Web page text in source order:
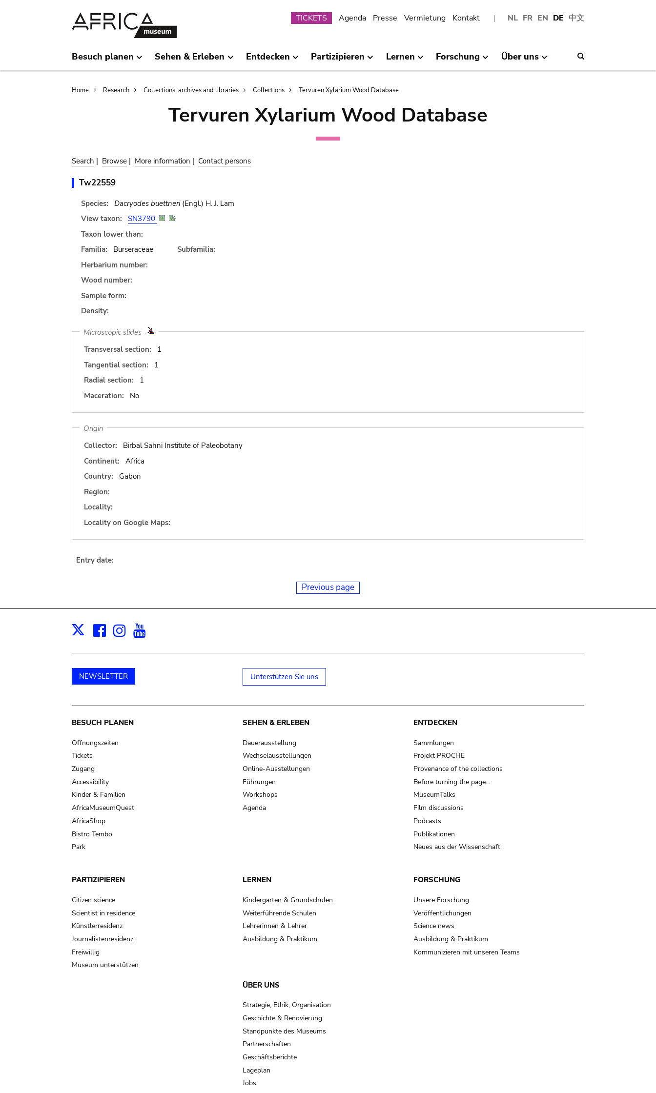
NL FR EN DE 中文
Submenu
TICKETS Agenda Presse Vermietung Kontakt
Besuch planen Sehen & Erleben Entdecken Partizipieren Lernen Forschung Über uns
Breadcrumb
Home Research Collections, archives and libraries Collections Tervuren Xylarium Wood Database
Tervuren Xylarium Wood Database
Search | Browse | More information | Contact persons
Tw22559
Species: Dacryodes buettneri(Engl.) H. J. Lam
View taxon:
SN3790
Taxon lower than:
Familia:
Burseraceae
Subfamilia:
Herbarium number:
Wood number:
Sample form:
Density:
Microscopic slides
Transversal section:
1
Tangential section:
1
Radial section:
1
Maceration:
No
Origin
Collector:
Birbal Sahni Institute of Paleobotany
Continent:
Africa
Country:
Gabon
Region:
Locality:
Locality on Google Maps:
Entry date:
Previous page
X Facebook
Instagram
NEWSLETTER Unterstützen Sie uns
Main
navigation
BESUCH PLANEN
Öffnungszeiten
Tickets
Zugang
Accessibility
Kinder & Familien
AfricaMuseumQuest
AfricaShop
Bistro Tembo
Park
SEHEN & ERLEBEN
Dauerausstellung
Wechselausstellungen
Online-Ausstellungen
Führungen
Workshops
Agenda
ENTDECKEN
Sammlungen
Projekt PROCHE
Provenance of the collections
Before turning the page…
MuseumTalks
Film discussions
Podcasts
Publikationen
Neues aus der Wissenschaft
PARTIZIPIEREN
Citizen science
Scientist in residence
Künstlerresidenz
Journalistenresidenz
Freiwillig
Museum unterstützen
LERNEN
Kindergarten & Grundschulen
Weiterführende Schulen
Lehrerinnen & Lehrer
Ausbildung & Praktikum
FORSCHUNG
Unsere Forschung
Veröffentlichungen
Science news
Ausbildung & Praktikum
Kommunizieren mit unseren Teams
ÜBER UNS
Strategie, Ethik, Organisation
Geschichte & Renovierung
Standpunkte des Museums
Partnerschaften
Geschäftsberichte
Lageplan
Jobs